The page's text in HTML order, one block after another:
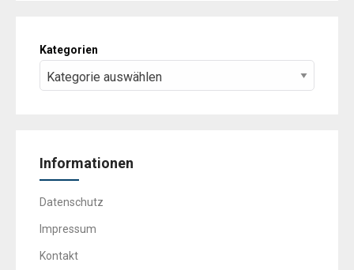
Kategorien
Informationen
Datenschutz
Impressum
Kontakt